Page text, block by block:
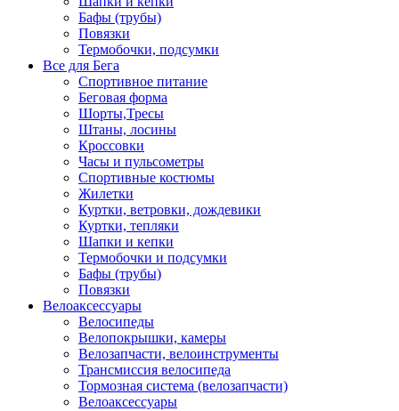
Бафы (трубы)
Повязки
Термобочки, подсумки
Все для Бега
Спортивное питание
Беговая форма
Шорты,Тресы
Штаны, лосины
Кроссовки
Часы и пульсометры
Спортивные костюмы
Жилетки
Куртки, ветровки, дождевики
Куртки, тепляки
Шапки и кепки
Термобочки и подсумки
Бафы (трубы)
Повязки
Велоаксессуары
Велосипеды
Велопокрышки, камеры
Велозапчасти, велоинструменты
Трансмиссия велосипеда
Тормозная система (велозапчасти)
Велоаксессуары